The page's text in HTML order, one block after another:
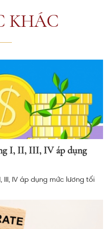
KHÁC
I, II, III, IV áp dụng
III, IV áp dụng mức lương tối